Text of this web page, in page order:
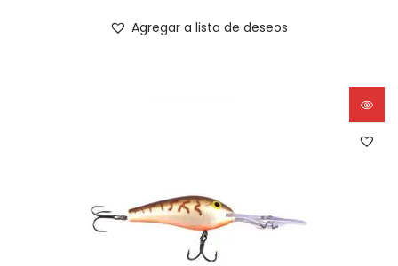
Agregar a lista de deseos